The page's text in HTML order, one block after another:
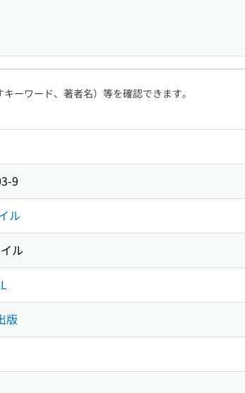
ーワード、著者名）等を確認できます。
9
ル
ル
版